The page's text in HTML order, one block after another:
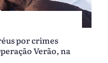
por crimes
Verão, na